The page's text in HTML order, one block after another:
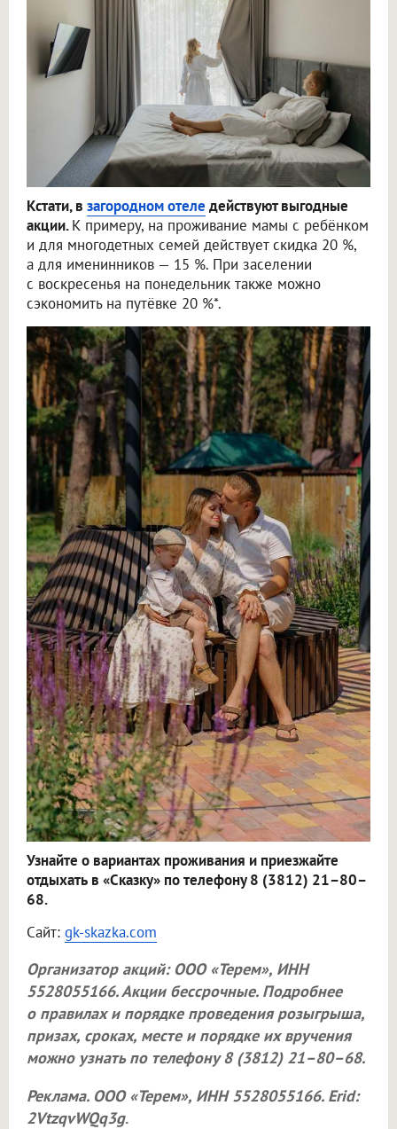
Кстати, в загородном отеле действуют выгодные
акции.К примеру, на проживание мамы с ребёнком
и для многодетных семей действует скидка 20 %,
а для именинников — 15 %. При заселении
с воскресенья на понедельник также можно
сэкономить на путёвке 20 %*.
Узнайте о вариантах проживания и приезжайте
отдыхать в «Сказку» по телефону 8 (3812) 21–80–
68.
Сайт: gk-skazka.com
Организатор акций: ООО «Терем», ИНН
5528055166. Акции бессрочные. Подробнее
о правилах и порядке проведения розыгрыша,
призах, сроках, месте и порядке их вручения
можно узнать по телефону 8 (3812) 21–80–68.
Реклама. ООО «Терем», ИНН 5528055166. Erid:
2VtzqvWQq3g.